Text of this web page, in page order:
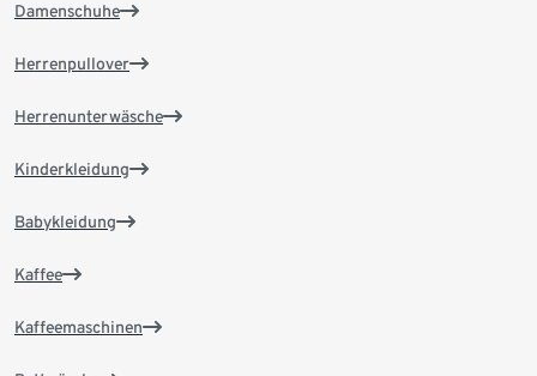
Damenschuhe
Herrenpullover
Herrenunterwäsche
Kinderkleidung
Babykleidung
Kaffee
Kaffeemaschinen